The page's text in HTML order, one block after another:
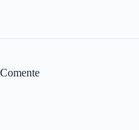
Comente